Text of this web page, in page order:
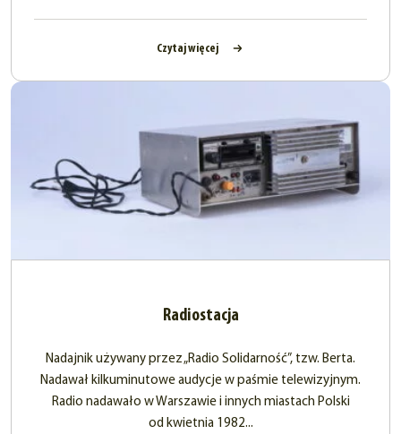
Czytaj więcej
Radiostacja
Nadajnik używany przez „Radio Solidarność”, tzw. Berta.
Nadawał kilkuminutowe audycje w paśmie telewizyjnym.
Radio nadawało w Warszawie i innych miastach Polski
od kwietnia 1982...